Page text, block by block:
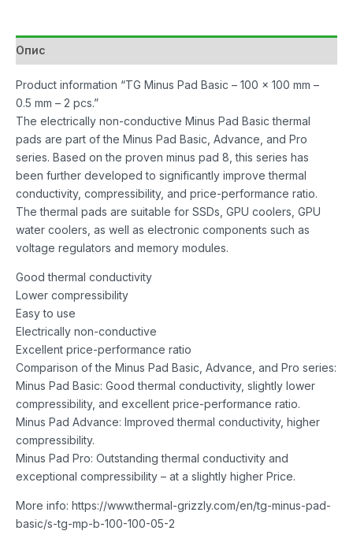
-
100x100x0.5
mm
2pcs
количина
Опис
Product information “TG Minus Pad Basic – 100 x 100 mm –
0.5 mm – 2 pcs.”
The electrically non-conductive Minus Pad Basic thermal
pads are part of the Minus Pad Basic, Advance, and Pro
series. Based on the proven minus pad 8, this series has
been further developed to significantly improve thermal
conductivity, compressibility, and price-performance ratio.
The thermal pads are suitable for SSDs, GPU coolers, GPU
water coolers, as well as electronic components such as
voltage regulators and memory modules.
Good thermal conductivity
Lower compressibility
Easy to use
Electrically non-conductive
Excellent price-performance ratio
Comparison of the Minus Pad Basic, Advance, and Pro series:
Minus Pad Basic: Good thermal conductivity, slightly lower
compressibility, and excellent price-performance ratio.
Minus Pad Advance: Improved thermal conductivity, higher
compressibility.
Minus Pad Pro: Outstanding thermal conductivity and
exceptional compressibility – at a slightly higher Price.
More info: https://www.thermal-grizzly.com/en/tg-minus-pad-
basic/s-tg-mp-b-100-100-05-2